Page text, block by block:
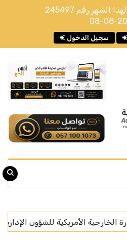
لهذا الشهر رقم 245497
08-08-
سجيل الدخول
للشؤون الإدارية